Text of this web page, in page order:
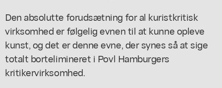
Den absolutte forudsætning for al kuristkritisk
virksomhed er følgelig evnen til at kunne opleve
kunst, og det er denne evne, der synes så at sige
totalt bortelimineret i Povl Hamburgers
kritikervirksomhed.